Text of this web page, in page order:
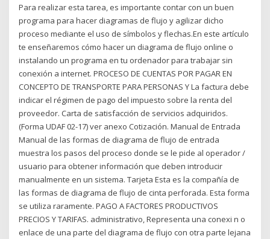
Para realizar esta tarea, es importante contar con un buen
programa para hacer diagramas de flujo y agilizar dicho
proceso mediante el uso de símbolos y flechas.En este artículo
te enseñaremos cómo hacer un diagrama de flujo online o
instalando un programa en tu ordenador para trabajar sin
conexión a internet. PROCESO DE CUENTAS POR PAGAR EN
CONCEPTO DE TRANSPORTE PARA PERSONAS Y La factura debe
indicar el régimen de pago del impuesto sobre la renta del
proveedor. Carta de satisfacción de servicios adquiridos.
(Forma UDAF 02-17) ver anexo Cotización. Manual de Entrada
Manual de las formas de diagrama de flujo de entrada
muestra los pasos del proceso donde se le pide al operador /
usuario para obtener información que deben introducir
manualmente en un sistema. Tarjeta Esta es la compañía de
las formas de diagrama de flujo de cinta perforada. Esta forma
se utiliza raramente. PAGO A FACTORES PRODUCTIVOS
PRECIOS Y TARIFAS. administrativo, Representa una conexi n o
enlace de una parte del diagrama de flujo con otra parte lejana